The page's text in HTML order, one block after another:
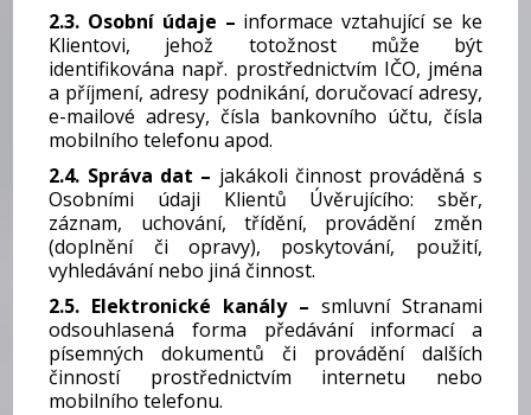
2.3. Osobní údaje – informace vztahující se ke
Klientovi, jehož totožnost může být
identifikována např. prostřednictvím IČO, jména
a příjmení, adresy podnikání, doručovací adresy,
e-mailové adresy, čísla bankovního účtu, čísla
mobilního telefonu apod.
2.4. Správa dat – jakákoli činnost prováděná s
Osobními údaji Klientů Úvěrujícího: sběr,
záznam, uchování, třídění, provádění změn
(doplnění či opravy), poskytování, použití,
vyhledávání nebo jiná činnost.
2.5. Elektronické kanály – smluvní Stranami
odsouhlasená forma předávání informací a
písemných dokumentů či provádění dalších
činností prostřednictvím internetu nebo
mobilního telefonu.